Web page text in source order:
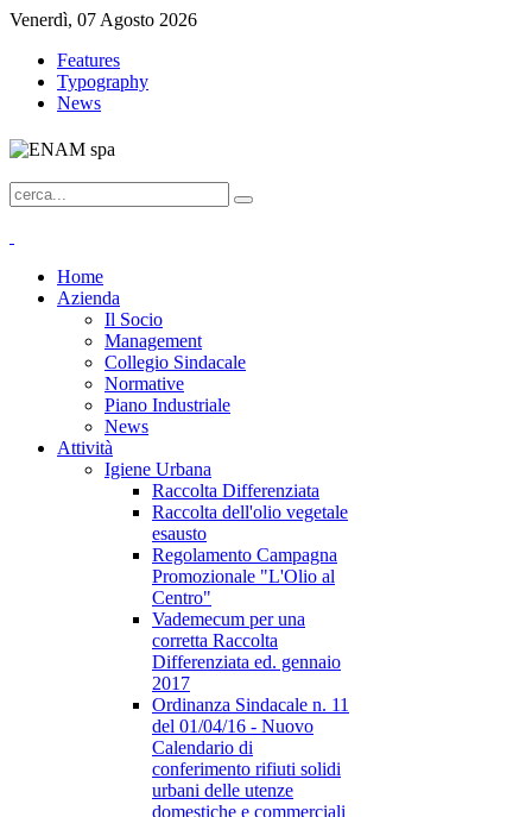
Venerdì, 07 Agosto 2026
Features
Typography
News
Home
Azienda
Il Socio
Management
Collegio Sindacale
Normative
Piano Industriale
News
Attività
Igiene Urbana
Raccolta Differenziata
Raccolta dell'olio vegetale
esausto
Regolamento Campagna
Promozionale "L'Olio al
Centro"
Vademecum per una
corretta Raccolta
Differenziata ed. gennaio
2017
Ordinanza Sindacale n. 11
del 01/04/16 - Nuovo
Calendario di
conferimento rifiuti solidi
urbani delle utenze
domestiche e commerciali